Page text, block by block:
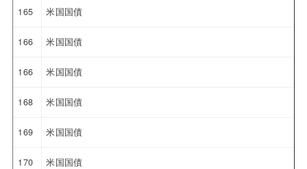
165 米国国債
166 米国国債
166 米国国債
168 米国国債
169 米国国債
170 米国国債